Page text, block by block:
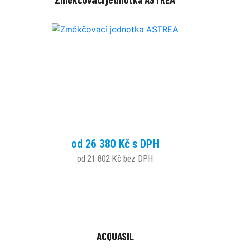
od 26 380 Kč s DPH
od 21 802 Kč bez DPH
ACQUASIL